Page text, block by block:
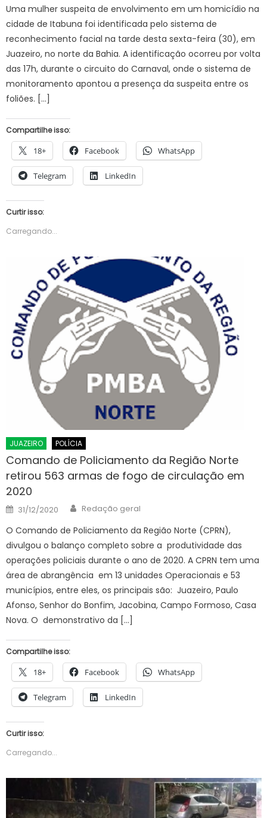
Uma mulher suspeita de envolvimento em um homicídio na
cidade de Itabuna foi identificada pelo sistema de
reconhecimento facial na tarde desta sexta-feira (30), em
Juazeiro, no norte da Bahia. A identificação ocorreu por volta
das 17h, durante o circuito do Carnaval, onde o sistema de
monitoramento apontou a presença da suspeita entre os
foliões. […]
Compartilhe isso:
18+ Facebook WhatsApp
Telegram LinkedIn
Curtir isso:
Carregando...
JUAZEIRO POLÍCIA
Comando de Policiamento da Região Norte
retirou 563 armas de fogo de circulação em
2020
Posted
on
31/12/2020 Author
Redação geral
O Comando de Policiamento da Região Norte (CPRN),
divulgou o balanço completo sobre a produtividade das
operações policiais durante o ano de 2020. A CPRN tem uma
área de abrangência em 13 unidades Operacionais e 53
municípios, entre eles, os principais são: Juazeiro, Paulo
Afonso, Senhor do Bonfim, Jacobina, Campo Formoso, Casa
Nova. O demonstrativo da […]
Compartilhe isso:
18+ Facebook WhatsApp
Telegram LinkedIn
Curtir isso:
Carregando...